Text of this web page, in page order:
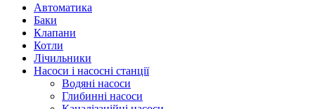
Автоматика
Баки
Клапани
Котли
Лічильники
Насоси і насосні станції
Водяні насоси
Глибинні насоси